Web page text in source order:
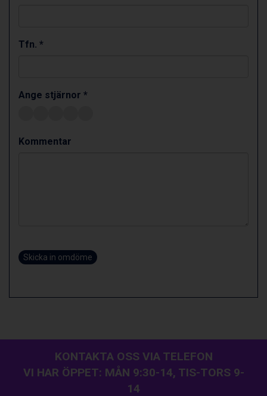
Tfn. *
Ange stjärnor *
Kommentar
Skicka in omdöme
KONTAKTA OSS VIA TELEFON
VI HAR ÖPPET: MÅN 9:30-14, TIS-TORS 9-
14